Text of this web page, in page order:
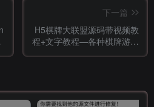
下一篇
H5棋牌大联盟源码带视频教
程+文字教程—各种棋牌游戏